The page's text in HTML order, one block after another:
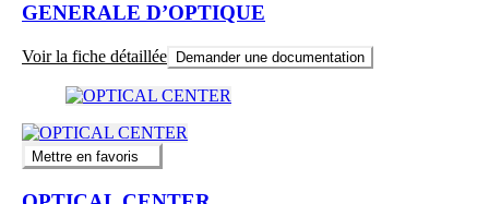
GENERALE D’OPTIQUE
Voir la fiche détaillée Demander une documentation
Mettre en favoris